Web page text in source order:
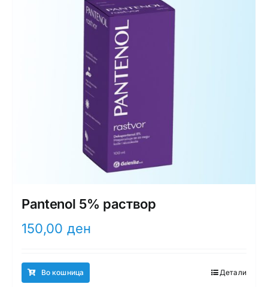
Pantenol 5% раствор
150,00 ден
Во кошница Детали